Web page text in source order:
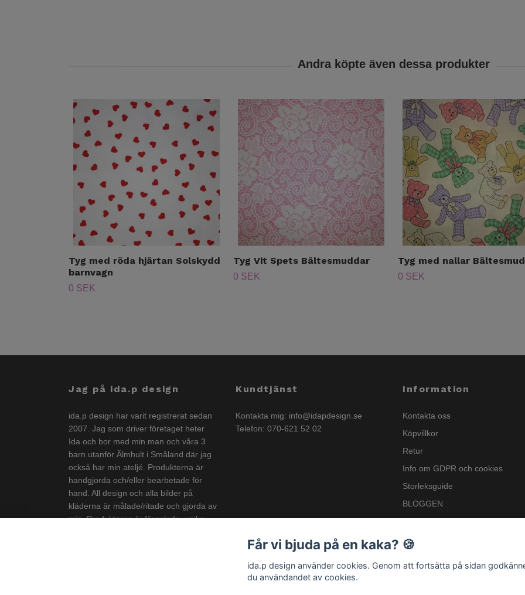
Tyg med röda hjärtan Solskydd
barnvagn
0 SEK
Tyg Vit Spets Bältesmuddar
0 SEK
Tyg med nallar
0 SEK
Jag på ida.p design
ida.p design har varit registrerat sedan
2007. Jag som driver företaget heter
Ida och bor med min man och våra 3
barn utanför Älmhult i Småland där jag
också har min ateljé. Produkterna är
handgjorda och/eller bearbetade för
hand. All design och alla bilder på
kläderna är målade/ritade och gjorda av
mig. Produkterna är färgglada, unika
Kundtjänst
Kontakta mig: info@idapdesign.se
Telefon: 070-621 52 02
Information
Kontakta oss
Köpvillkor
Retur
Info om GDPR och cookies
Storleksguide
BLOGGEN
Nyhetsbrev
Info om GSPR
Får vi bjuda på en kaka? 🍪
ida.p design använder cookies. Genom att fortsätta på sidan
du användandet av cookies.